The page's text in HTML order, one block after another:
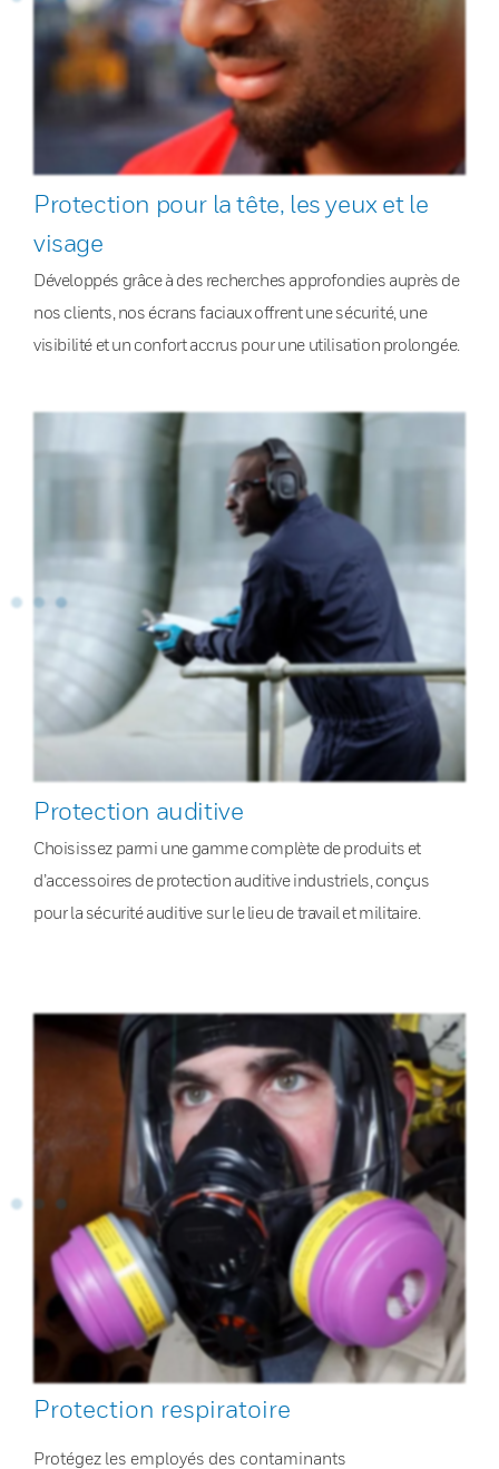
Protection pour la tête, les yeux et le
visage
Développés grâce à des recherches approfondies auprès de
nos clients, nos écrans faciaux offrent une sécurité, une
visibilité et un confort accrus pour une utilisation prolongée.
Protection auditive
Choisissez parmi une gamme complète de produits et
d’accessoires de protection auditive industriels, conçus
pour la sécurité auditive sur le lieu de travail et militaire.
Protection respiratoire
Protégez les employés des contaminants